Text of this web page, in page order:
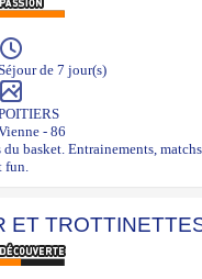
de 7 jour(s)
- 86
basket. Entrainements,
ET